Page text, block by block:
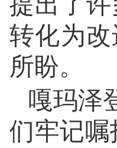
转化为
所盼。
嘎玛泽
们牢记嘱